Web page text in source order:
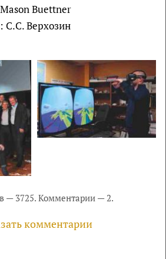
Buettner
С.С. Верхозин
— 3725. Комментарии — 2.
комментарии